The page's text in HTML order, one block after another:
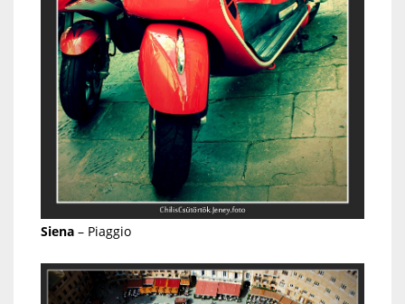
Siena – Piaggio